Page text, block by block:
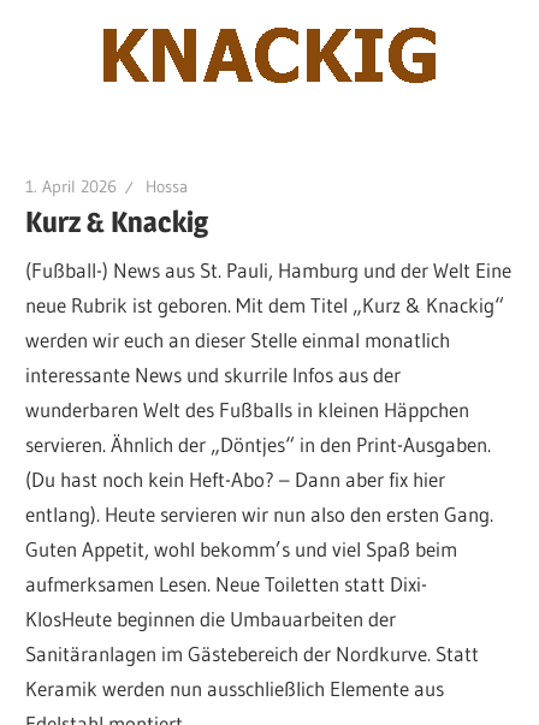
1. April 2026 Hossa
Kurz & Knackig
(Fußball-) News aus St. Pauli, Hamburg und der Welt Eine
neue Rubrik ist geboren. Mit dem Titel „Kurz & Knackig“
werden wir euch an dieser Stelle einmal monatlich
interessante News und skurrile Infos aus der
wunderbaren Welt des Fußballs in kleinen Häppchen
servieren. Ähnlich der „Döntjes“ in den Print-Ausgaben.
(Du hast noch kein Heft-Abo? – Dann aber fix hier
entlang). Heute servieren wir nun also den ersten Gang.
Guten Appetit, wohl bekomm’s und viel Spaß beim
aufmerksamen Lesen. Neue Toiletten statt Dixi-
KlosHeute beginnen die Umbauarbeiten der
Sanitäranlagen im Gästebereich der Nordkurve. Statt
Keramik werden nun ausschließlich Elemente aus